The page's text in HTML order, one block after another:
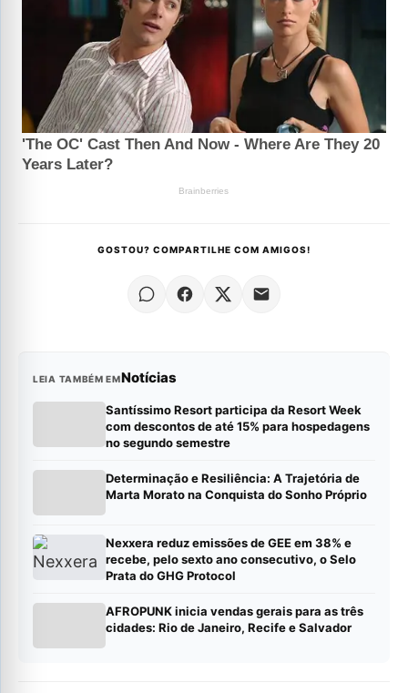
GOSTOU? COMPARTILHE COM AMIGOS!
LEIA TAMBÉM EMNotícias
Santíssimo Resort participa da Resort Week
com descontos de até 15% para hospedagens
no segundo semestre
Determinação e Resiliência: A Trajetória de
Marta Morato na Conquista do Sonho Próprio
Nexxera reduz emissões de GEE em 38% e
recebe, pelo sexto ano consecutivo, o Selo
Prata do GHG Protocol
AFROPUNK inicia vendas gerais para as três
cidades: Rio de Janeiro, Recife e Salvador